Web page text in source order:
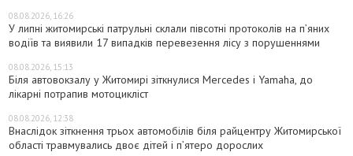
08.08.2026, 16:26
У липні житомирські патрульні склали півсотні протоколів на пʼяних
водіїв та виявили 17 випадків перевезення лісу з порушеннями
08.08.2026, 15:13
Біля автовокзалу у Житомирі зіткнулися Mercedes і Yamaha, до
лікарні потрапив мотоцикліст
08.08.2026, 12:38
Внаслідок зіткнення трьох автомобілів біля райцентру Житомирської
області травмувались двоє дітей і пʼятеро дорослих